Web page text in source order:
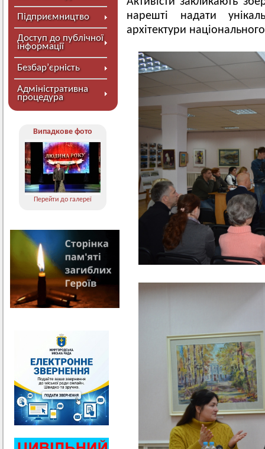
Підприємництво
Доступ до публічної
інформації
Безбар’єрність
Адміністративна
процедура
Випадкове фото
Перейти до галереї
нарешті надати
архітектури